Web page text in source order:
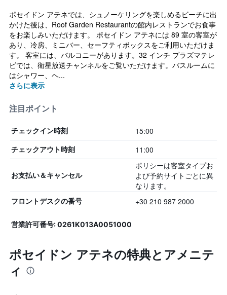
ポセイドン アテネでは、シュノーケリングを楽しめるビーチに出
かけた後は、Roof Garden Restaurantの館内レストランでお食事
をお楽しみいただけます。 ポセイドン アテネには 89 室の客室が
あり、冷房、ミニバー、セーフティボックスをご利用いただけま
す。 客室には、バルコニーがあります。32 インチ プラズマテレ
ビでは、衛星放送チャンネルをご覧いただけます。バスルームに
はシャワー、ヘ...
さらに表示
注目ポイント
チェックイン時刻 15:00
チェックアウト時刻 11:00
お支払い＆キャンセル
ポリシーは客室タイプお
よび予約サイトごとに異
なります。
フロントデスクの番号 +30 210 987 2000
営業許可番号: 0261K013A0051000
ポセイドン アテネの特典とアメニテ
ィ